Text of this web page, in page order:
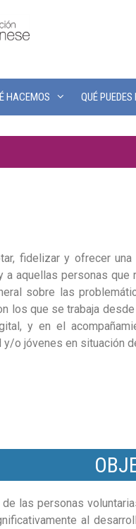
HACEMOS QUÉ
fidelizar y ofrecer
aquellas personas
sobre las
que se trabaja
y en el
o jóvenes en situación
las personas
al